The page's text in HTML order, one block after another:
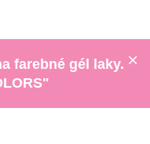
farebné gél laky.